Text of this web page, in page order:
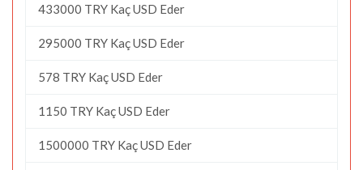
433000 TRY Kaç USD Eder
295000 TRY Kaç USD Eder
578 TRY Kaç USD Eder
1150 TRY Kaç USD Eder
1500000 TRY Kaç USD Eder